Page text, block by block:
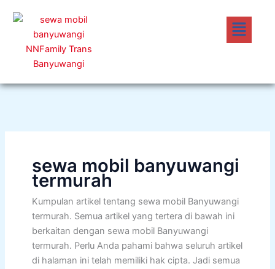
Menu
sewa mobil banyuwangi
termurah
Kumpulan artikel tentang sewa mobil Banyuwangi
termurah. Semua artikel yang tertera di bawah ini
berkaitan dengan sewa mobil Banyuwangi
termurah. Perlu Anda pahami bahwa seluruh artikel
di halaman ini telah memiliki hak cipta. Jadi semua